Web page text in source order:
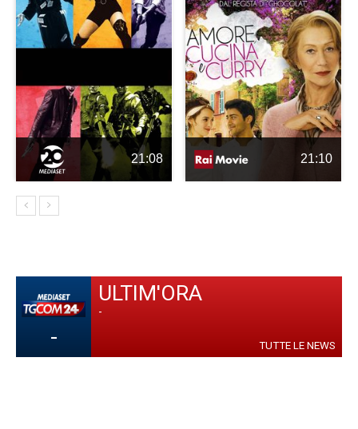
21:08 21:10
-
ULTIM'ORA
-
TUTTE LE NEWS